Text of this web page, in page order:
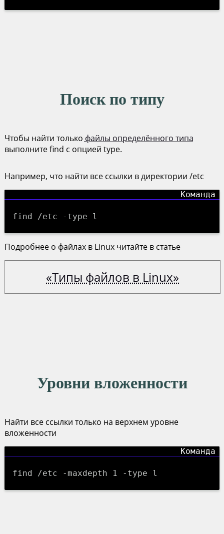
Поиск по типу
Чтобы найти только файлы определённого типа
выполните find с опцией type.
Например, что найти все ссылки в директории /etc
find /etc -type l
Подробнее о файлах в Linux читайте в статье
«Типы файлов в Linux»
Уровни вложенности
Найти все ссылки только на верхнем уровне
вложенности
find /etc -maxdepth 1 -type l